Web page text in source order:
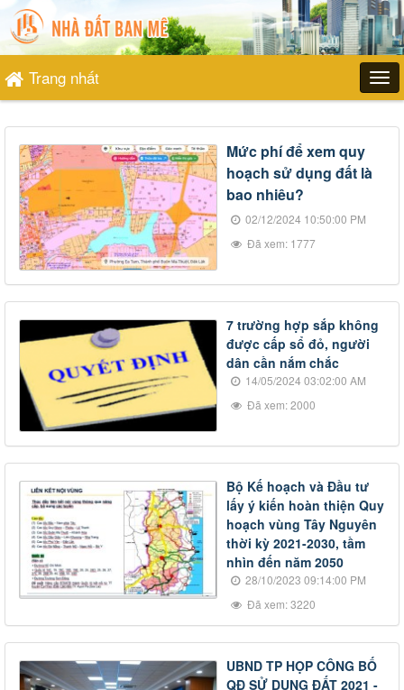
Trang nhất
Mức phí để xem quy
hoạch sử dụng đất là
bao nhiêu?
02/12/2024 10:50:00 PM
Đã xem: 1777
7 trường hợp sắp không
được cấp sổ đỏ, người
dân cần nắm chắc
14/05/2024 03:02:00 AM
Đã xem: 2000
Bộ Kế hoạch và Đầu tư
lấy ý kiến hoàn thiện Quy
hoạch vùng Tây Nguyên
thời kỳ 2021-2030, tầm
nhìn đến năm 2050
28/10/2023 09:14:00 PM
Đã xem: 3220
UBND TP HỌP CÔNG BỐ
QĐ SỬ DỤNG ĐẤT 2021 -